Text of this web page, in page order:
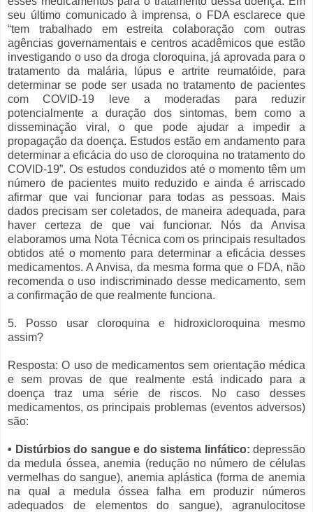
seu último comunicado à imprensa, o FDA esclarece que
“tem trabalhado em estreita colaboração com outras
agências governamentais e centros acadêmicos que estão
investigando o uso da droga cloroquina, já aprovada para o
tratamento da malária, lúpus e artrite reumatóide, para
determinar se pode ser usada no tratamento de pacientes
com COVID-19 leve a moderadas para reduzir
potencialmente a duração dos sintomas, bem como a
disseminação viral, o que pode ajudar a impedir a
propagação da doença. Estudos estão em andamento para
determinar a eficácia do uso de cloroquina no tratamento do
COVID-19”. Os estudos conduzidos até o momento têm um
número de pacientes muito reduzido e ainda é arriscado
afirmar que vai funcionar para todas as pessoas. Mais
dados precisam ser coletados, de maneira adequada, para
haver certeza de que vai funcionar. Nós da Anvisa
elaboramos uma Nota Técnica com os principais resultados
obtidos até o momento para determinar a eficácia desses
medicamentos. A Anvisa, da mesma forma que o FDA, não
recomenda o uso indiscriminado desse medicamento, sem
a confirmação de que realmente funciona.
5. Posso usar cloroquina e hidroxicloroquina mesmo
assim?
Resposta: O uso de medicamentos sem orientação médica
e sem provas de que realmente está indicado para a
doença traz uma série de riscos. No caso desses
medicamentos, os principais problemas (eventos adversos)
são:
• Distúrbios do sangue e do sistema linfático: depressão
da medula óssea, anemia (redução no número de células
vermelhas do sangue), anemia aplástica (forma de anemia
na qual a medula óssea falha em produzir números
adequados de elementos do sangue), agranulocitose